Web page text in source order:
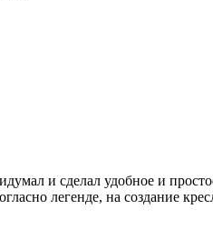
и сделал удобное и
легенде, на создание